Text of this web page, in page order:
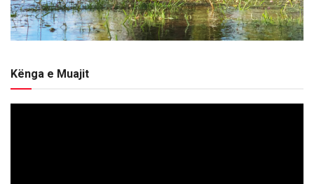
Kënga e Muajit